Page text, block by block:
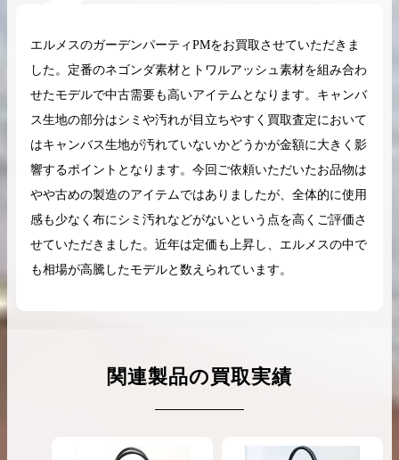
エルメスのガーデンパーティPMをお買取させていただきま
した。定番のネゴンダ素材とトワルアッシュ素材を組み合わ
せたモデルで中古需要も高いアイテムとなります。キャンバ
ス生地の部分はシミや汚れが目立ちやすく買取査定において
はキャンバス生地が汚れていないかどうかが金額に大きく影
響するポイントとなります。今回ご依頼いただいたお品物は
やや古めの製造のアイテムではありましたが、全体的に使用
感も少なく布にシミ汚れなどがないという点を高くご評価さ
せていただきました。近年は定価も上昇し、エルメスの中で
も相場が高騰したモデルと数えられています。
関連製品の買取実績